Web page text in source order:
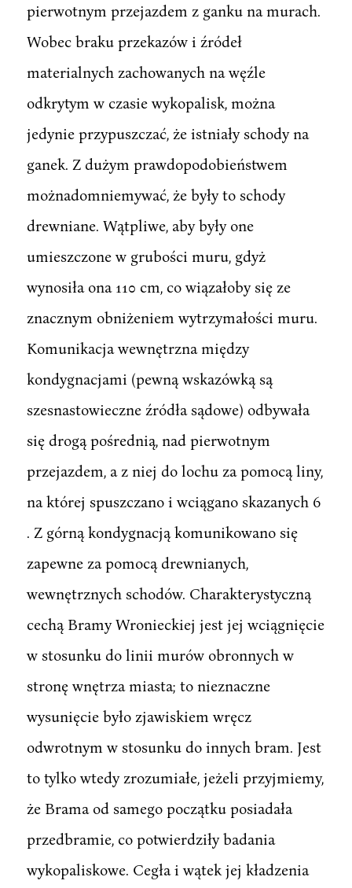
pierwotnym przejazdem z ganku na murach.
Wobec braku przekazów i źródeł
materialnych zachowanych na węźle
odkrytym w czasie wykopalisk, można
jedynie przypuszczać, że istniały schody na
ganek. Z dużym prawdopodobieństwem
możnadomniemywać, że były to schody
drewniane. Wątpliwe, aby były one
umieszczone w grubości muru, gdyż
wynosiła ona 110 cm, co wiązałoby się ze
znacznym obniżeniem wytrzymałości muru.
Komunikacja wewnętrzna między
kondygnacjami (pewną wskazówką są
szesnastowieczne źródła sądowe) odbywała
się drogą pośrednią, nad pierwotnym
przejazdem, a z niej do lochu za pomocą liny,
na której spuszczano i wciągano skazanych 6
. Z górną kondygnacją komunikowano się
zapewne za pomocą drewnianych,
wewnętrznych schodów. Charakterystyczną
cechą Bramy Wronieckiej jest jej wciągnięcie
w stosunku do linii murów obronnych w
stronę wnętrza miasta; to nieznaczne
wysunięcie było zjawiskiem wręcz
odwrotnym w stosunku do innych bram. Jest
to tylko wtedy zrozumiałe, jeżeli przyjmiemy,
że Brama od samego początku posiadała
przedbramie, co potwierdziły badania
wykopaliskowe. Cegła i wątek jej kładzenia